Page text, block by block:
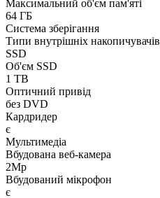
Максимальний об'єм пам'яті
64 ГБ
Система зберігання
Типи внутрішніх накопичувачів
SSD
Об'єм SSD
1 TB
Оптичний привід
без DVD
Кардридер
є
Мультимедіа
Вбудована веб-камера
2Mp
Вбудований мікрофон
є